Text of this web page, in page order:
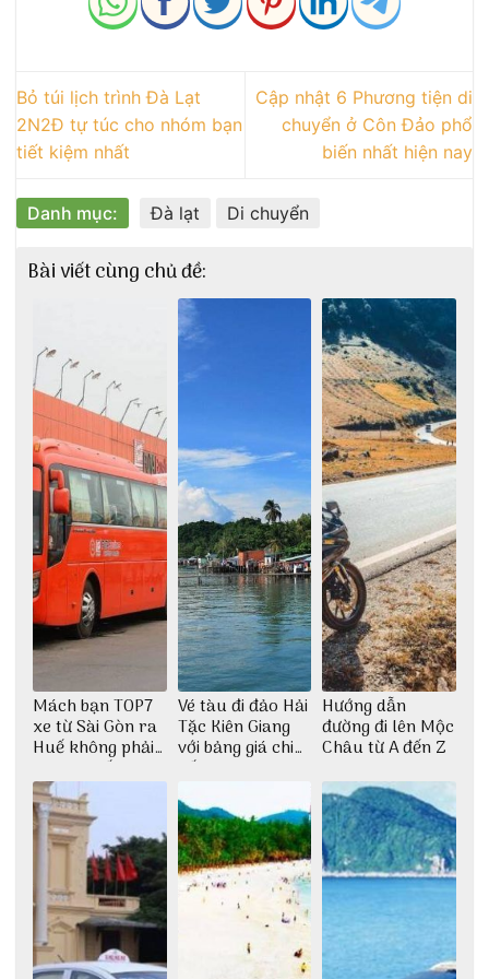
Bỏ túi lịch trình Đà Lạt
2N2Đ tự túc cho nhóm bạn
tiết kiệm nhất
Cập nhật 6 Phương tiện di
chuyển ở Côn Đảo phổ
biến nhất hiện nay
Danh mục: Đà lạt Di chuyển
Bài viết cùng chủ đề:
Mách bạn TOP7
xe từ Sài Gòn ra
Huế không phải
ai cũng biết
Vé tàu đi đảo Hải
Tặc Kiên Giang
với bảng giá chi
tiết
Hướng dẫn
đường đi lên Mộc
Châu từ A đến Z